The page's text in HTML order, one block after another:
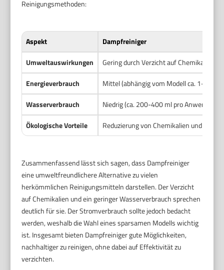
Reinigungsmethoden:
Aspekt
Dampfreiniger
Umweltauswirkungen
Gering durch Verzicht auf Chemikalien
Energieverbrauch
Mittel (abhängig vom Modell ca. 1-2
Wasserverbrauch
Niedrig (ca. 200-400 ml pro Anwendung)
Ökologische Vorteile
Reduzierung von Chemikalien und Abfall
Zusammenfassend lässt sich sagen, dass Dampfreiniger
eine umweltfreundlichere Alternative zu vielen
herkömmlichen Reinigungsmitteln darstellen. Der Verzicht
auf Chemikalien und ein geringer Wasserverbrauch sprechen
deutlich für sie. Der Stromverbrauch sollte jedoch bedacht
werden, weshalb die Wahl eines sparsamen Modells wichtig
ist. Insgesamt bieten Dampfreiniger gute Möglichkeiten,
nachhaltiger zu reinigen, ohne dabei auf Effektivität zu
verzichten.